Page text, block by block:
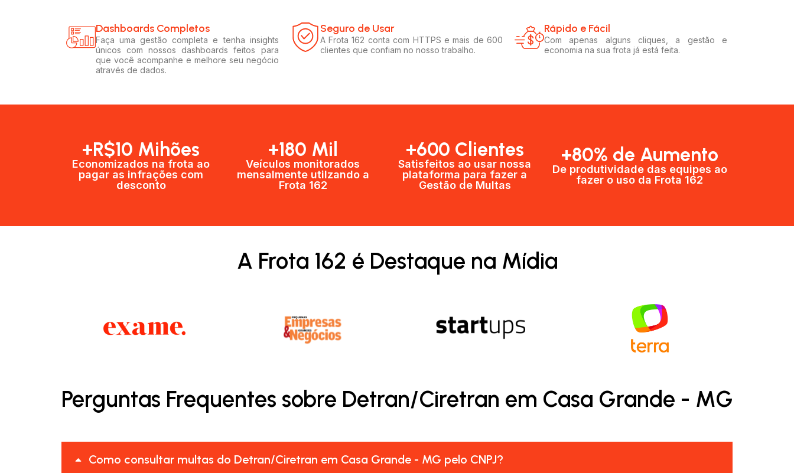
Dashboards Completos​​
Faça uma gestão completa e tenha insights
únicos com nossos dashboards feitos para
que você acompanhe e melhore seu negócio
através de dados.
Seguro de Usar​
A Frota 162 conta com HTTPS e mais de 600
clientes que confiam no nosso trabalho.
Rápido e Fácil​
Com apenas alguns cliques, a gestão e
economia na sua frota já está feita.
+R$10 Mihões
Economizados na frota ao
pagar as infrações com
desconto
+180 Mil
Veículos monitorados
mensalmente utilzando a
Frota 162
+600 Clientes​
Satisfeitos ao usar nossa
plataforma para fazer a
Gestão de Multas​
+80% de Aumento
De produtividade das equipes ao
fazer o uso da Frota 162​
A Frota 162 é Destaque na Mídia
Perguntas Frequentes sobre Detran/Ciretran em Casa Grande - MG
Como consultar multas do Detran/Ciretran em Casa Grande - MG pelo CNPJ?